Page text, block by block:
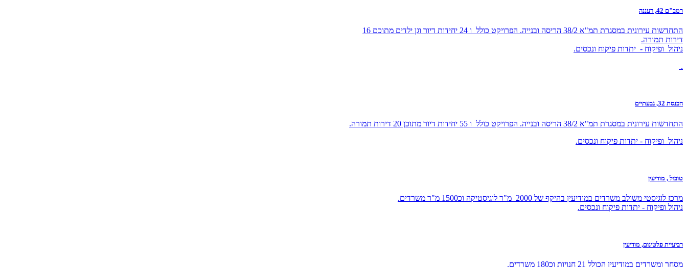
רמב"ם 42, רעננה
התחדשות עירונית במסגרת תמ"א 38/2 הריסה ובנייה. הפרויקט כולל ו 24 יחידות דיור וגן ילדים מתוכם 16
דירות תמורה.
ניהול ופיקוח - יתדות פיקוח ונכסים.
.
הכנסת 32, גבעתיים
התחדשות עירונית במסגרת תמ"א 38/2 הריסה ובנייה. הפרויקט כולל ו 55 יחידות דיור מתוכן 20 דירות תמורה.
ניהול ופיקוח - יתדות פיקוח ונכסים.
טובול , מודיעין
מרכז לוגיסטי משולב משרדים במודיעין בהיקף של 2000 מ"ר לוגיסטיקה וכ1500 מ"ר משרדים.
ניהול ופיקוח - יתדות פיקוח ונכסים.
רביעיית פלטינום, מודיעין
מסחר ומשרדים במודיעין הכולל 21 חנויות וכ180 משרדים.